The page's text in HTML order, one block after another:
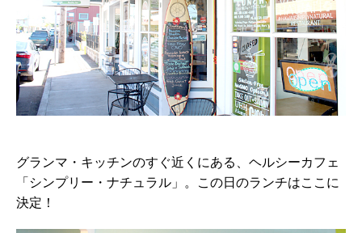
グランマ・キッチンのすぐ近くにある、ヘルシーカフェ
「シンプリー・ナチュラル」。この日のランチはここに
決定！